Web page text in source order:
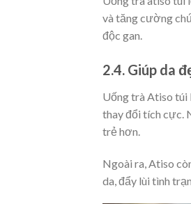
và tăng cường
độc gan.
2.4. Giúp da
Uống trà Atiso túi
thay đổi tích cực.
trẻ hơn.
Ngoài ra, Atiso
da, đẩy lùi tình